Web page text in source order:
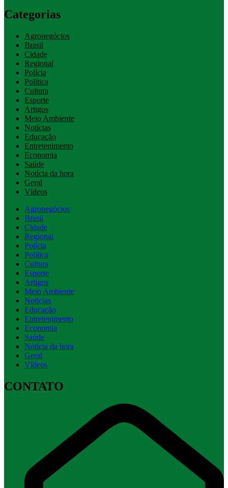
Categorias
Agronegócios
Brasil
Cidade
Regional
Polícia
Política
Cultura
Esporte
Artigos
Meio Ambiente
Notícias
Educação
Entretenimento
Economia
Saúde
Notícia da hora
Geral
Vídeos
Agronegócios
Brasil
Cidade
Regional
Polícia
Política
Cultura
Esporte
Artigos
Meio Ambiente
Notícias
Educação
Entretenimento
Economia
Saúde
Notícia da hora
Geral
Vídeos
CONTATO